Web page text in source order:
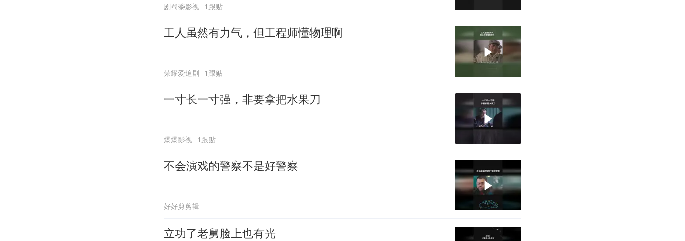
剧蜀黍影视 1跟贴
工人虽然有力气，但工程师懂物理啊
荣耀爱追剧 1跟贴
一寸长一寸强，非要拿把水果刀
爆爆影视 1跟贴
不会演戏的警察不是好警察
好好剪剪辑
立功了老舅脸上也有光